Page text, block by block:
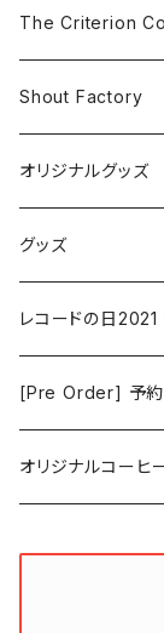
ドラマ/ロマンス
アクション/クライム
コメディ
ファンタジー/アド
アニメーション
ゲーム
ミュージカル/音楽
The Smiths
Iron and Wine
Hovvdy
Grouper
Bill Callahan
Classical
Electronic &
New Order
Jazz
The Criterion
Shout Factory
オリジナルグッズ
コーヒー
洋服
グッズ
レコードの日
[Pre Order] 予約
オリジナルコーヒ